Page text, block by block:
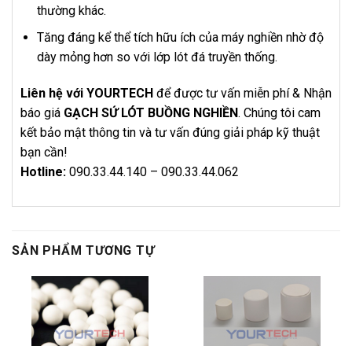
thường khác.
Tăng đáng kể thể tích hữu ích của máy nghiền nhờ độ
dày mỏng hơn so với lớp lót đá truyền thống.
Liên hệ với YOURTECH để được tư vấn miễn phí & Nhận
báo giá GẠCH SỨ LÓT BUỒNG NGHIỀN. Chúng tôi cam
kết bảo mật thông tin và tư vấn đúng giải pháp kỹ thuật
bạn cần!
Hotline: 090.33.44.140 – 090.33.44.062
SẢN PHẨM TƯƠNG TỰ